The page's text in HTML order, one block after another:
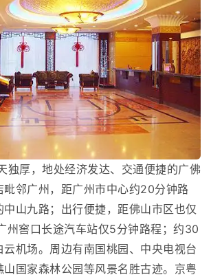
厚，地处经济发达、交通便捷的广佛
毗邻广州，距广州市中心约20分钟路
山九路；出行便捷，距佛山市区也仅
州窖口长途汽车站仅5分钟路程；约30
机场。周边有南国桃园、中央电视台
国家森林公园等风景名胜古迹。京粤